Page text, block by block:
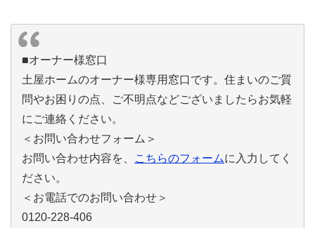
■オーナー様窓口
土屋ホームのオーナー様専用窓口です。住まいのご質
問やお困りの点、ご不明点などございましたらお気軽
にご連絡ください。
＜お問い合わせフォーム＞
お問い合わせ内容を、
こちらのフォームに入力してく
ださい。
＜お電話でのお問い合わせ＞
0120-228-406